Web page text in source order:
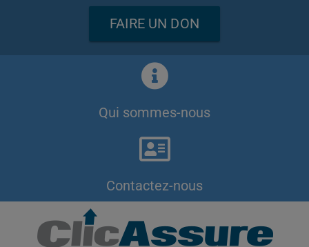
FAIRE UN DON
Qui sommes-nous
Contactez-nous